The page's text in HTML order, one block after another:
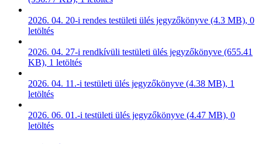
2026. 04. 20-i rendes testületi ülés jegyzőkönyve (4.3 MB), 0
letöltés
2026. 04. 27-i rendkívüli testületi ülés jegyzőkönyve (655.41
KB), 1 letöltés
2026. 04. 11.-i testületi ülés jegyzőkönyve (4.38 MB), 1
letöltés
2026. 06. 01.-i testületi ülés jegyzőkönyve (4.47 MB), 0
letöltés